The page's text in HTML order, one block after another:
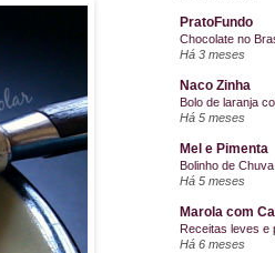
PratoFundo
Chocolate no
Há 3 meses
Naco Zinha
Bolo de laranja
Há 5 meses
Mel e Pimenta
Bolinho de
Há 5 meses
Marola com
Receitas leves e
Há 6 meses